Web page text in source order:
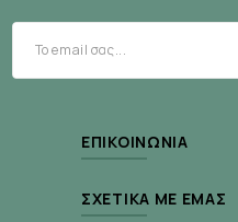
ΓΙΑ ΟΛΟΥΣ ΤΟΥΣ
ΙΔΑΝΙΚΟ ΓΙΑ ΧΡΗΣΗ
FLERIANA PET HEALTH
Με άρωμα πράσινο
ΕΠΙΚΟΙΝΩΝΊΑ
ΣΧΕΤΙΚΆ ΜΕ ΕΜΆΣ